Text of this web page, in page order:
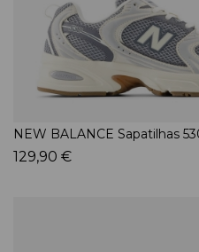
NEW BALANCE Sapatilhas
129,90 €